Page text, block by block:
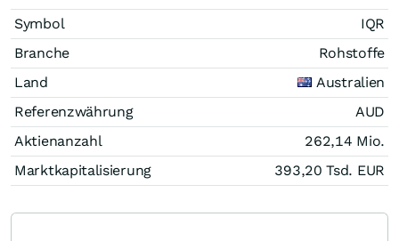
Symbol
IQR
Branche
Rohstoffe
Land
Australien
Referenzwährung
AUD
Aktienanzahl
262,14 Mio.
Marktkapitalisierung
393,20 Tsd. EUR